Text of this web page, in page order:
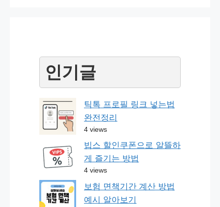
인기글
틱톡 프로필 링크 넣는법
완전정리
4 views
빕스 할인쿠폰으로 알뜰하
게 즐기는 방법
4 views
보험 면책기간 계산 방법
예시 알아보기